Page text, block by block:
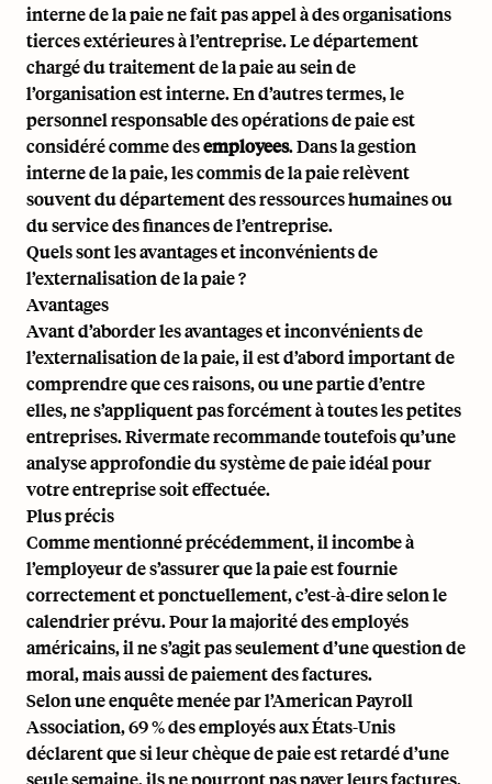
interne de la paie ne fait pas appel à des organisations
tierces extérieures à l’entreprise. Le département
chargé du traitement de la paie au sein de
l’organisation est interne. En d’autres termes, le
personnel responsable des opérations de paie est
considéré comme desemployees. Dans la gestion
interne de la paie, les commis de la paie relèvent
souvent du département des ressources humaines ou
du service des finances de l’entreprise.
Quels sont les avantages et inconvénients de
l’externalisation de la paie ?
Avantages
Avant d’aborder les avantages et inconvénients de
l’externalisation de la paie, il est d’abord important de
comprendre que ces raisons, ou une partie d’entre
elles, ne s’appliquent pas forcément à toutes les petites
entreprises.Rivermaterecommande toutefois qu’une
analyse approfondie du système de paie idéal pour
votre entreprise soit effectuée.
Plus précis
Comme mentionné précédemment, il incombe à
l’employeur de s’assurer que la paie est fournie
correctement et ponctuellement, c’est-à-dire selon le
calendrier prévu. Pour la majorité des employés
américains, il ne s’agit pas seulement d’une question de
moral, mais aussi de paiement des factures.
Selon uneenquêtemenée par l’American Payroll
Association, 69 % des employés aux États-Unis
déclarent que si leur chèque de paie est retardé d’une
seule semaine, ils ne pourront pas payer leurs factures.